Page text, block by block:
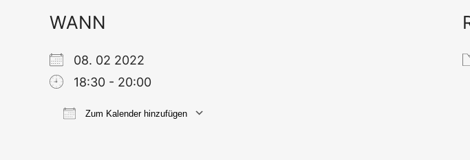
WANN
08. 02 2022
18:30 - 20:00
Zum Kalender hinzufügen